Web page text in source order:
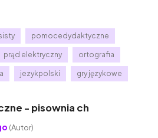
pomocedydaktyczne
prąd elektryczny ortografia
jezykpolski gry językowe
- pisownia ch
(Autor)